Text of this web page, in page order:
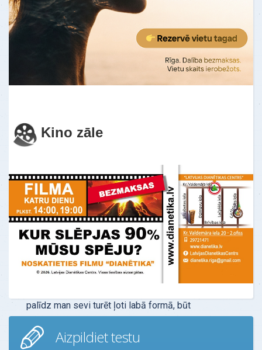
ATSAUKSMES - "Dzīves remonts"
Es nevarēju sakoncentrēt savu uzmanību
uz vienu lietu. Es pastāvīgi darīju 10
lietas reizē. Šeit es pirmo reizi izjutu
ATSAUKSMES - gramata "Pašanalīze"
palīdz man sevi turēt ļoti labā formā, būt
apkār…
Kino zāle
Aizpildiet testu